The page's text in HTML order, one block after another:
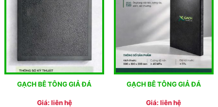
GẠCH BÊ TÔNG GIẢ ĐÁ
Giá: liên hệ
GẠCH BÊ TÔNG GIẢ ĐÁ
Giá: liên hệ